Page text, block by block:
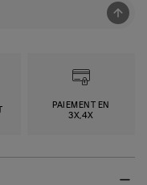
PAIEMENT EN
3X,4X